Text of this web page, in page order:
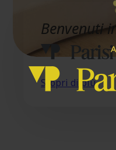
Benvenuti
Scopri di più